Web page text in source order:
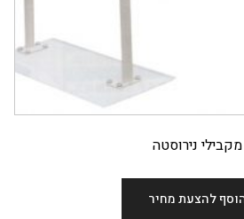
מקבילי נירוסטה
להצעת מחיר